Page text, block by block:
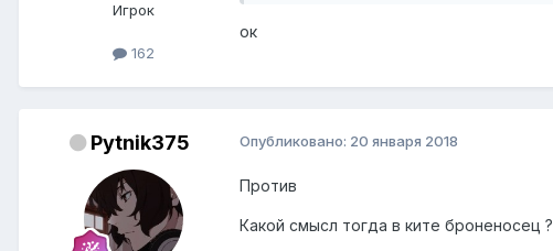
Игрок
162
ок
Pytnik375 Опубликовано: 20 января 2018
Против
Какой смысл тогда в ките броненосец ?